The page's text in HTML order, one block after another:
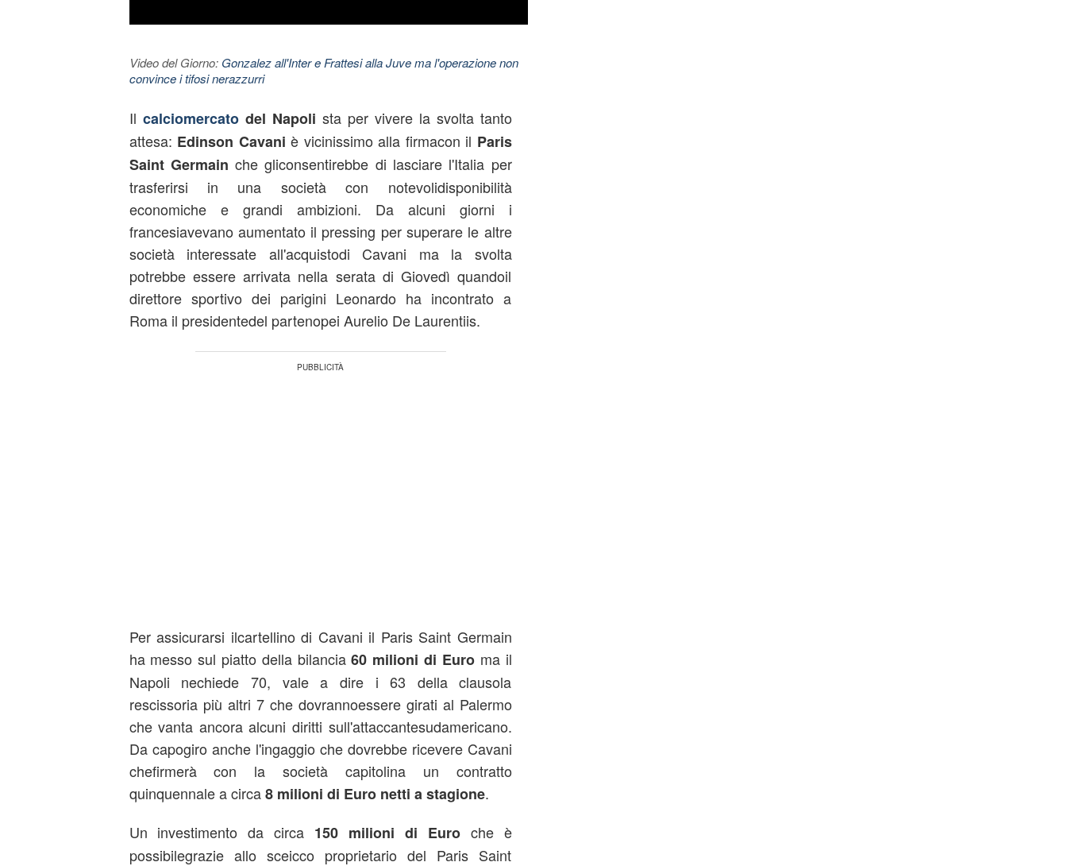
Video del Giorno: Gonzalez all'Inter e Frattesi alla Juve ma l'operazione non
convince i tifosi nerazzurri
Il calciomercatodel Napoli sta per vivere la svolta tanto
attesa: Edinson Cavani è vicinissimo alla firmacon il Paris
Saint Germain che gliconsentirebbe di lasciare l'Italia per
trasferirsi in una società con notevolidisponibilità
economiche e grandi ambizioni. Da alcuni giorni i
francesiavevano aumentato il pressing per superare le altre
società interessate all'acquistodi Cavani ma la svolta
potrebbe essere arrivata nella serata di Giovedì quandoil
direttore sportivo dei parigini Leonardo ha incontrato a
Roma il presidentedel partenopei Aurelio De Laurentiis.
Per assicurarsi ilcartellino di Cavani il Paris Saint Germain
ha messo sul piatto della bilancia60 milioni di Euroma il
Napoli nechiede 70, vale a dire i 63 della clausola
rescissoria più altri 7 che dovrannoessere girati al Palermo
che vanta ancora alcuni diritti sull'attaccantesudamericano.
Da capogiro anche l'ingaggio che dovrebbe ricevere Cavani
chefirmerà con la società capitolina un contratto
quinquennale a circa8 milioni di Euro netti a stagione.
Un investimento da circa 150 milioni di Euroche è
possibilegrazie allo sceicco proprietario del Paris Saint